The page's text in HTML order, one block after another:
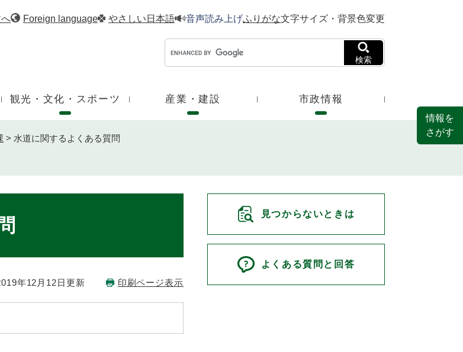
Foreign language やさしい日本語 音声読み上げふりがな文字サイズ・背景色変更
検索
観光・文化・スポーツ 産業・建設 市政情報
> 水道に関するよくある質問
年12月12日更新 印刷ページ表示
見つからないときは
よくある質問と回答
情報を
さがす